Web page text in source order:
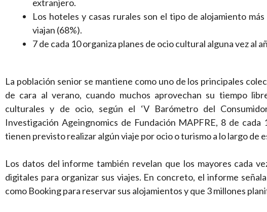
extranjero.
Los hoteles y casas rurales son el tipo de alojamiento
viajan (68%).
7 de cada 10 organiza planes de ocio cultural alguna vez al
La población senior se mantiene como uno de los principales
de cara al verano, cuando muchos aprovechan su tiempo
culturales y de ocio, según el ‘V Barómetro del
Investigación Ageingnomics de Fundación MAPFRE, 8 de cada
tienen previsto realizar algún viaje por ocio o turismo a lo largo de
Los datos del informe también revelan que los mayores cada
digitales para organizar sus viajes. En concreto, el informe
como Bookingpara reservar sus alojamientos y que 3 millones